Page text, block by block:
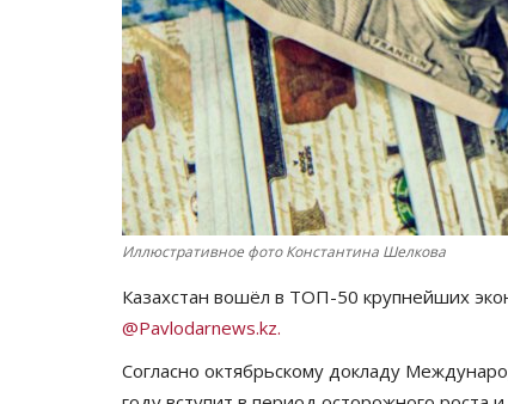
Иллюстративное фото Константина Шелкова
Казахстан вошёл в ТОП-50 крупнейших
@Pavlodarnews.kz.
Согласно октябрьскому докладу